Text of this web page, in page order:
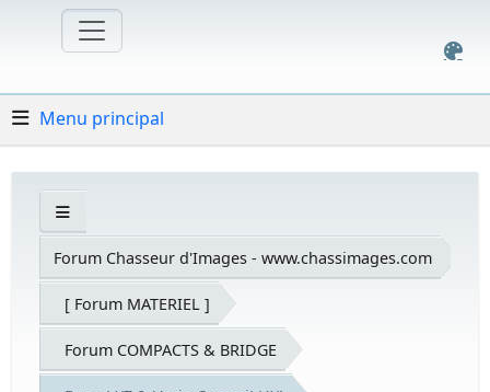
Menu principal
Forum Chasseur d'Images - www.chassimages.com
[ Forum MATERIEL ]
Forum COMPACTS & BRIDGE